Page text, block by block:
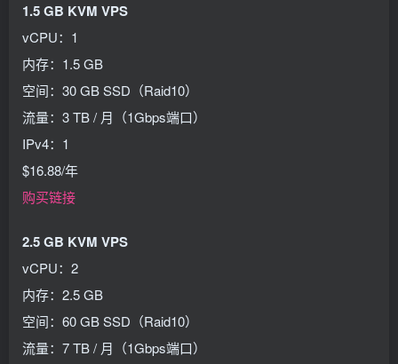
1.5 GB KVM VPS
vCPU：1
内存：1.5 GB
空间：30 GB SSD（Raid10）
流量：3 TB / 月（1Gbps端口）
IPv4：1
$16.88/年
购买链接
2.5 GB KVM VPS
vCPU：2
内存：2.5 GB
空间：60 GB SSD（Raid10）
流量：7 TB / 月（1Gbps端口）